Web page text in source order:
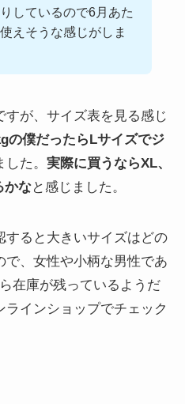
しているので6月あた
えそうな感じがしま
が、サイズ表を見る感じ
の僕だったらLサイズでジ
た。 実際に買うならXL、
かなと感じました。
すると大きいサイズはどの
、女性や小柄な男性であ
在庫が残っているようだ
インショップでチェック